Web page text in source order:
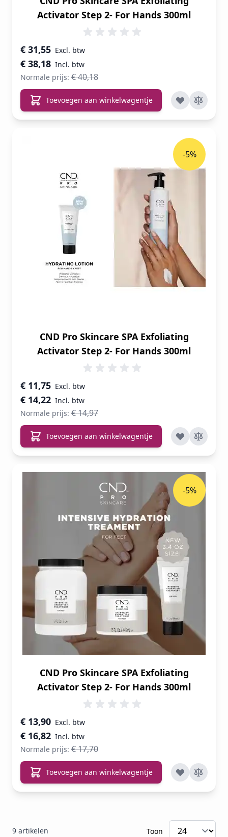
Activator Step 2- For Hands 300ml
Speciale prijs
€ 38,18
€ 31,55
Normale prijs: € 40,18
Toevoegen aan winkelwagentje
CND Pro Skincare SPA Exfoliating
Activator Step 2- For Hands 300ml
Speciale prijs
€ 14,22
€ 11,75
Normale prijs: € 14,97
-5%
Toevoegen aan winkelwagentje
CND Pro Skincare SPA Exfoliating
Activator Step 2- For Hands 300ml
Speciale prijs
€ 16,82
€ 13,90
Normale prijs: € 17,70
-5%
Toevoegen aan winkelwagentje
9 artikelen Toon